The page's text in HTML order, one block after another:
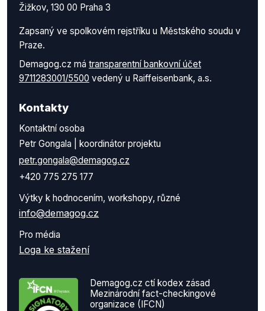
Žižkov, 130 00 Praha 3
Zapsaný ve spolkovém rejstříku u Městského soudu v
Praze.
Demagog.cz má transparentní bankovní účet
9711283001/5500 vedený u Raiffeisenbank, a.s.
Kontakty
Kontaktní osoba
Petr Gongala | koordinátor projektu
petr.gongala@demagog.cz
+420 775 275 177
Výtky k hodnocením, workshopy, různé
info@demagog.cz
Pro média
Loga ke stažení
Demagog.cz ctí kodex zásad
Mezinárodní fact-checkingové
organizace (IFCN)